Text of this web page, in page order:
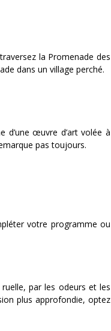
la Promenade des
dans un village perché.
d’une œuvre d’art volée à
pas toujours.
votre programme ou
par les odeurs et les
plus approfondie, optez